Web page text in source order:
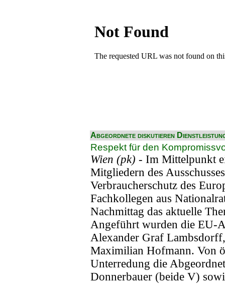
Abgeordnete diskutieren
Respekt für den
Wien (pk) - Im Mittelpunkt
Mitgliedern des
Verbraucherschutz des
Fachkollegen aus
Nachmittag das aktuelle
Angeführt wurden die EU-
Alexander Graf
Maximilian Hofmann. Von
Unterredung die
Donnerbauer (beide V)